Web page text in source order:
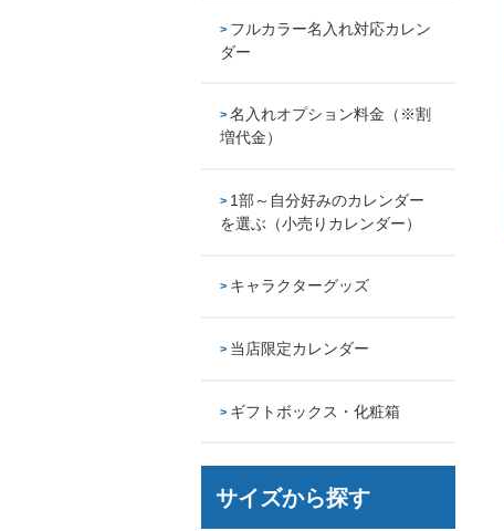
フルカラー名入れ対応カレン
ダー
名入れオプション料金（※割
増代金）
1部～自分好みのカレンダー
を選ぶ（小売りカレンダー）
キャラクターグッズ
当店限定カレンダー
ギフトボックス・化粧箱
サイズから探す